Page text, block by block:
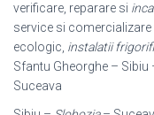
verificare, reparare si
service si
ecologic, instalatii
Sfantu Gheorghe –
Suceava